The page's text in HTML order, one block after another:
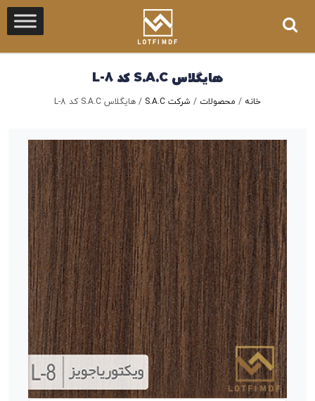
هایگلاس S.A.C کد L-8
خانه / محصولات / شرکت S.A.C / هایگلاس S.A.C کد L-8